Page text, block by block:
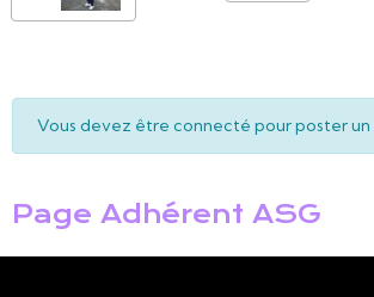
Vous devez être connecté pour poster
Page Adhérent ASG